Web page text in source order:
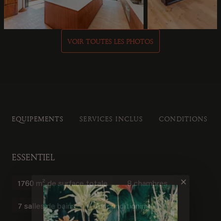
VOIR TOUTES LES PHOTOS
EQUIPEMENTS SERVICES INCLUS CONDITIONS DE
ESSENTIEL
1760 m² de surface totale 8 chambres
7 salles de bains Air conditioning